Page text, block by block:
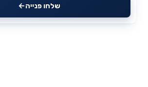
שלחו פנייה